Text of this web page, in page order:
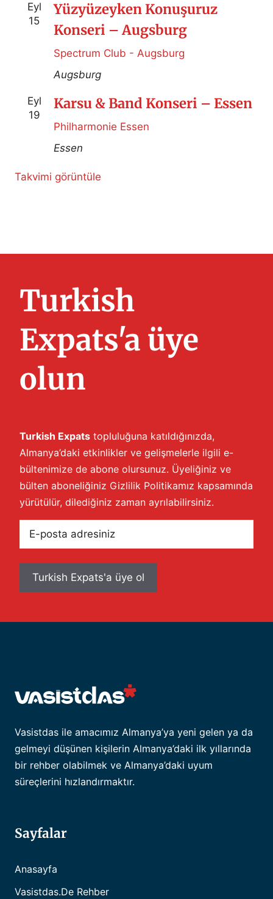
Eyl
15
Yüzyüzeyken Konuşuruz
Konseri – Augsburg
Spectrum Club - Augsburg
Augsburg
Eyl
19
Karsu & Band Konseri – Essen
Philharmonie Essen
Essen
Takvimi görüntüle
Turkish
Expats'a üye
olun
Turkish Expats topluluğuna katıldığınızda,
Almanya’daki etkinlikler ve gelişmelerle ilgili e-
bültenimize de abone olursunuz. Üyeliğiniz ve
bülten aboneliğiniz Gizlilik Politikamız kapsamında
yürütülür, dilediğiniz zaman ayrılabilirsiniz.
posta
adresiniz
Vasistdas ile amacımız Almanya’ya yeni gelen ya da
gelmeyi düşünen kişilerin Almanya’daki ilk yıllarında
bir rehber olabilmek ve Almanya’daki uyum
süreçlerini hızlandırmaktır.
Sayfalar
Anasayfa
Vasistdas.de Rehber